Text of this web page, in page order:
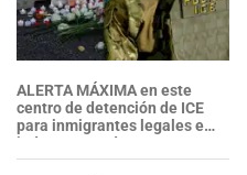
ALERTA MÁXIMA en este
centro de detención de ICE
para inmigrantes legales e
indocumentados en EE. UU.:
SALVADOREÑO falleció tras